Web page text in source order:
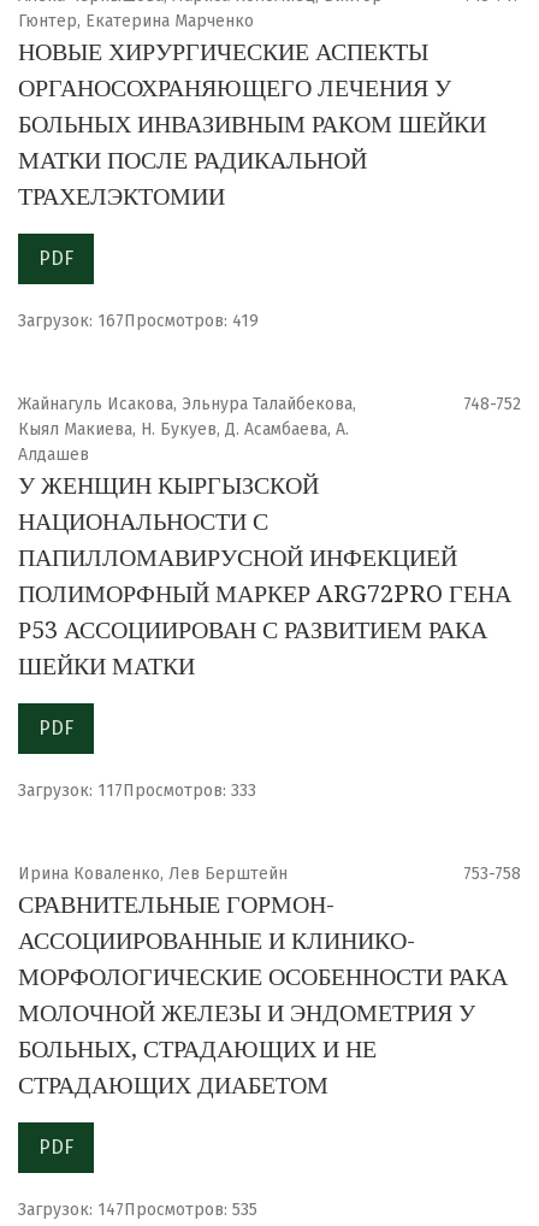
Гюнтер, Екатерина Марченко
НОВЫЕ ХИРУРГИЧЕСКИЕ АСПЕКТЫ
ОРГАНОСОХРАНЯЮЩЕГО ЛЕЧЕНИЯ У
БОЛЬНЫХ ИНВАЗИВНЫМ РАКОМ ШЕЙКИ
МАТКИ ПОСЛЕ РАДИКАЛЬНОЙ
ТРАХЕЛЭКТОМИИ
PDF
Загрузок: 167Просмотров: 419
Жайнагуль Исакова, Эльнура Талайбекова,
Кыял Макиева, Н. Букуев, Д. Асамбаева, А.
Алдашев
748-752
У ЖЕНЩИН КЫРГЫЗСКОЙ
НАЦИОНАЛЬНОСТИ С
ПАПИЛЛОМАВИРУСНОЙ ИНФЕКЦИЕЙ
ПОЛИМОРФНЫЙ МАРКЕР ARG72PRO ГЕНА
Р53 АССОЦИИРОВАН С РАЗВИТИЕМ РАКА
ШЕЙКИ МАТКИ
PDF
Загрузок: 117Просмотров: 333
Ирина Коваленко, Лев Берштейн 753-758
СРАВНИТЕЛЬНЫЕ ГОРМОН-
АССОЦИИРОВАННЫЕ И КЛИНИКО-
МОРФОЛОГИЧЕСКИЕ ОСОБЕННОСТИ РАКА
МОЛОЧНОЙ ЖЕЛЕЗЫ И ЭНДОМЕТРИЯ У
БОЛЬНЫХ, СТРАДАЮЩИХ И НЕ
СТРАДАЮЩИХ ДИАБЕТОМ
PDF
Загрузок: 147Просмотров: 535